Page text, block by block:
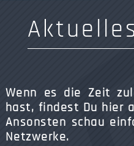
Aktuelles
Wenn es die Zeit
hast, findest Du hier
Ansonsten schau
Netzwerke.